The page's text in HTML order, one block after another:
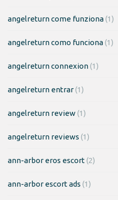
angelreturn come funziona(1)
angelreturn como funciona(1)
angelreturn connexion(1)
angelreturn entrar(1)
angelreturn review(1)
angelreturn reviews (1)
ann-arbor eros escort(2)
ann-arbor escort ads (1)